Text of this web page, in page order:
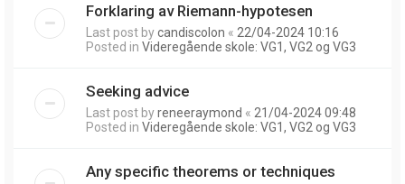
Forklaring av Riemann-hypotesen
Last post bycandiscolon « 22/04-2024 10:16
Posted in Videregående skole: VG1, VG2 og VG3
Seeking advice
Last post byreneeraymond « 21/04-2024 09:48
Posted in Videregående skole: VG1, VG2 og VG3
Any specific theorems or techniques